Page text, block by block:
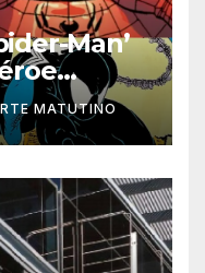
Man’
MATUTINO